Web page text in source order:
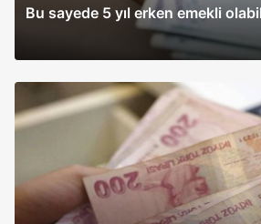
Bu sayede 5 yıl erken emekli